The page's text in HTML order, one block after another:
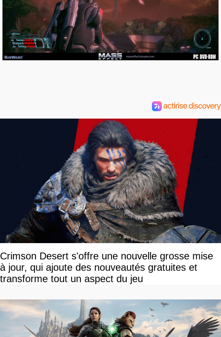
Crimson Desert s'offre une nouvelle grosse mise
à jour, qui ajoute des nouveautés gratuites et
transforme tout un aspect du jeu